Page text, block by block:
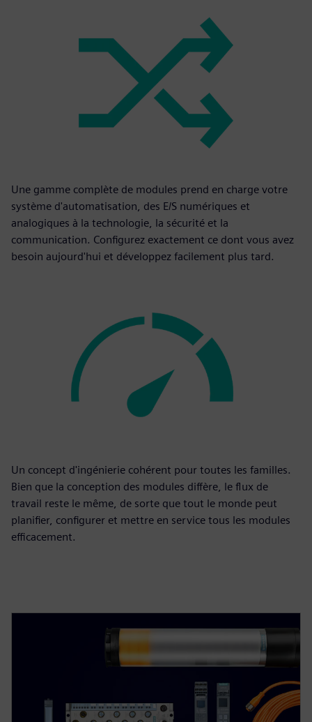
Une gamme complète de modules prend en charge votre
système d'automatisation, des E/S numériques et
analogiques à la technologie, la sécurité et la
communication. Configurez exactement ce dont vous avez
besoin aujourd'hui et développez facilement plus tard.
Un concept d'ingénierie cohérent pour toutes les familles.
Bien que la conception des modules diffère, le flux de
travail reste le même, de sorte que tout le monde peut
planifier, configurer et mettre en service tous les modules
efficacement.